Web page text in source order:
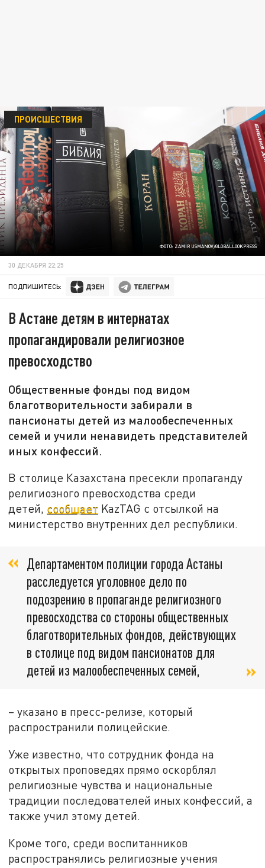
ФОТО: ZAMIR USMANOV/GLOBALLOOKPRESS
ПРОИСШЕСТВИЯ
30 ДЕКАБРЯ 22:25
ПОДПИШИТЕСЬ:
В Астане детям в интернатах
пропагандировали религиозное
превосходство
Общественные фонды под видом
благотворительности забирали в
пансионаты детей из малообеспеченных
семей и учили ненавидеть представителей
иных конфессий.
В столице Казахстана пресекли пропаганду
религиозного превосходства среди
детей, сообщает KazTAG с отсылкой на
министерство внутренних дел республики.
Департаментом полиции города Астаны
расследуется уголовное дело по
подозрению в пропаганде религиозного
превосходства со стороны общественных
благотворительных фондов, действующих
в столице под видом пансионатов для
детей из малообеспеченных семей,
– указано в пресс-релизе, который
распространили полицейские.
Уже известно, что сотрудник фонда на
открытых проповедях прямо оскорблял
религиозные чувства и национальные
традиции последователей иных конфессий, а
также учил этому детей.
Кроме того, среди воспитанников
распространялись религиозные учения